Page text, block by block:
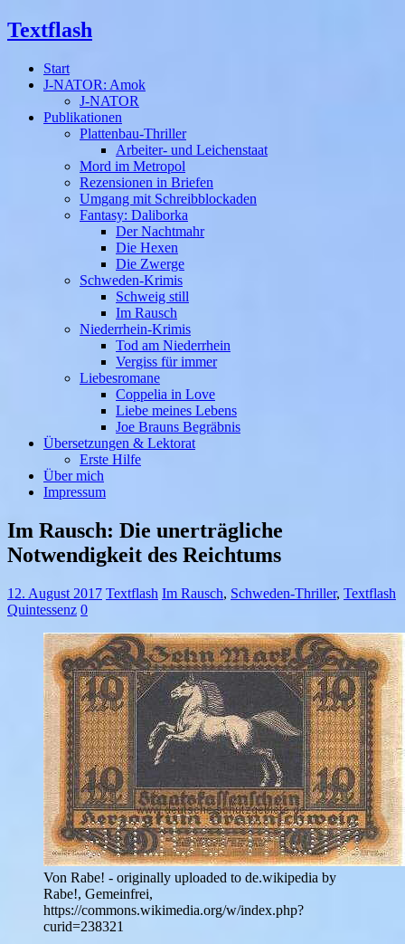
Textflash
Start
J-NATOR: Amok
J-NATOR
Publikationen
Plattenbau-Thriller
Arbeiter- und Leichenstaat
Mord im Metropol
Rezensionen in Briefen
Umgang mit Schreibblockaden
Fantasy: Daliborka
Der Nachtmahr
Die Hexen
Die Zwerge
Schweden-Krimis
Schweig still
Im Rausch
Niederrhein-Krimis
Tod am Niederrhein
Vergiss für immer
Liebesromane
Coppelia in Love
Liebe meines Lebens
Joe Brauns Begräbnis
Übersetzungen & Lektorat
Erste Hilfe
Über mich
Impressum
Im Rausch: Die unerträgliche
Notwendigkeit des Reichtums
12. August 2017 Textflash Im Rausch, Schweden-Thriller, Textflash
Quintessenz 0
Von Rabe! - originally uploaded to de.wikipedia by
Rabe!, Gemeinfrei,
https://commons.wikimedia.org/w/index.php?
curid=238321